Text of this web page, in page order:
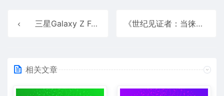
三星Galaxy Z Fold7: 集大成之作 最轻薄的Z Fold系列机型 《世纪见证者：当徕卡遇见中国》 百年徕卡主题展览于上海隆重揭幕
相关文章